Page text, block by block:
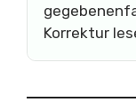
Korrektur